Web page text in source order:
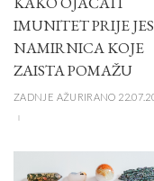
IMUNITET PRIJE
NAMIRNICA KOJE
ZAISTA POMAŽU
ZADNJE AŽURIRANO